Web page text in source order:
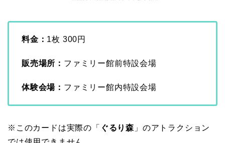
料金： 1枚 300円
販売場所： ファミリー館前特設会場
体験会場： ファミリー館内特設会場
※このカードは実際の「 ぐるり森 」のアトラクション